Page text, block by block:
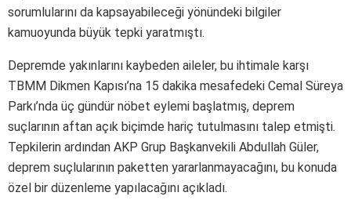
sorumlularını da kapsayabileceği yönündeki bilgiler
kamuoyunda büyük tepki yaratmıştı.
Depremde yakınlarını kaybeden aileler, bu ihtimale karşı
TBMM Dikmen Kapısı’na 15 dakika mesafedeki Cemal Süreya
Parkı’nda üç gündür nöbet eylemi başlatmış, deprem
suçlarının aftan açık biçimde hariç tutulmasını talep etmişti.
Tepkilerin ardından AKP Grup Başkanvekili Abdullah Güler,
deprem suçlularının paketten yararlanmayacağını, bu konuda
özel bir düzenleme yapılacağını açıkladı.